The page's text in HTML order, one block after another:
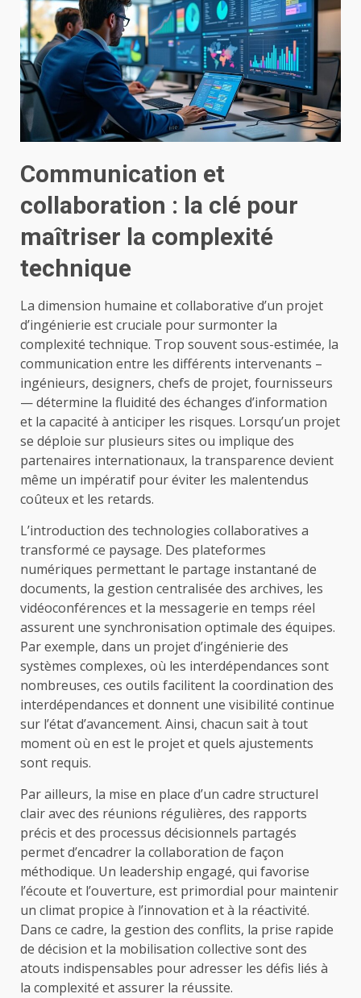
Communication et
collaboration : la clé pour
maîtriser la complexité
technique
La dimension humaine et collaborative d’un projet
d’ingénierie est cruciale pour surmonter la
complexité technique. Trop souvent sous-estimée, la
communication entre les différents intervenants –
ingénieurs, designers, chefs de projet, fournisseurs
— détermine la fluidité des échanges d’information
et la capacité à anticiper les risques. Lorsqu’un projet
se déploie sur plusieurs sites ou implique des
partenaires internationaux, la transparence devient
même un impératif pour éviter les malentendus
coûteux et les retards.
L’introduction des technologies collaboratives a
transformé ce paysage. Des plateformes
numériques permettant le partage instantané de
documents, la gestion centralisée des archives, les
vidéoconférences et la messagerie en temps réel
assurent une synchronisation optimale des équipes.
Par exemple, dans un projet d’ingénierie des
systèmes complexes, où les interdépendances sont
nombreuses, ces outils facilitent la coordination des
interdépendances et donnent une visibilité continue
sur l’état d’avancement. Ainsi, chacun sait à tout
moment où en est le projet et quels ajustements
sont requis.
Par ailleurs, la mise en place d’un cadre structurel
clair avec des réunions régulières, des rapports
précis et des processus décisionnels partagés
permet d’encadrer la collaboration de façon
méthodique. Un leadership engagé, qui favorise
l’écoute et l’ouverture, est primordial pour maintenir
un climat propice à l’innovation et à la réactivité.
Dans ce cadre, la gestion des conflits, la prise rapide
de décision et la mobilisation collective sont des
atouts indispensables pour adresser les défis liés à
la complexité et assurer la réussite.